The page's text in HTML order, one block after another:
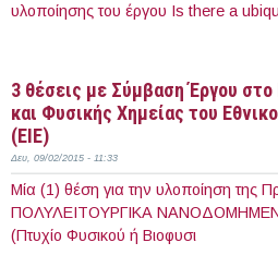
υλοποίησης του έργου Is there a
3 θέσεις με Σύμβαση Έργου στο
και Φυσικής Χημείας του
(ΕΙΕ)
Δευ, 09/02/2015 - 11:33
Μία (1) θέση για την υλοποίηση της
ΠΟΛΥΛΕΙΤΟΥΡΓΙΚΑ
(Πτυχίο Φυσικού ή Βιοφυσι